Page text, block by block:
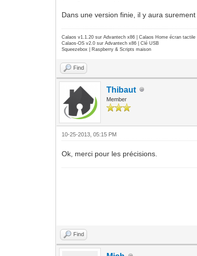
Dans une version finie, il y aura
Calaos v1.1.20 sur Advantech x86 | Calaos Home écran
Calaos-OS v2.0 sur Advantech x86 | Clé USB
Squeezebox | Raspberry & Scripts maison
Find
Thibaut
Member
10-25-2013, 05:15 PM
Ok, merci pour les précisions.
Find